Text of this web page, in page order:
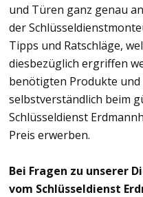
und Türen ganz genau
der
Tipps und Ratschläge,
diesbezüglich ergriffen
benötigten Produkte und
selbstverständlich beim
Schlüsseldienst
Preis erwerben.
Bei Fragen zu unserer
vom Schlüsseldienst